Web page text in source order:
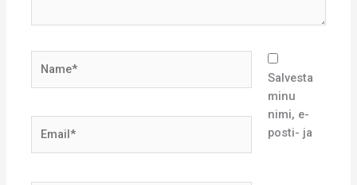
Salvesta
minu
nimi, e-
posti- ja